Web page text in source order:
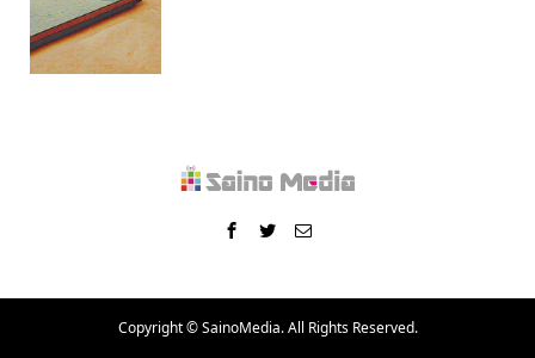
Copyright ©SainoMedia. All Rights Reserved.